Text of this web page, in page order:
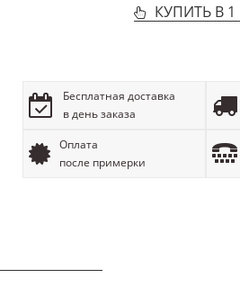
КУПИТЬ В
Бесплатная доставка
в день заказа
Оплата
после примерки